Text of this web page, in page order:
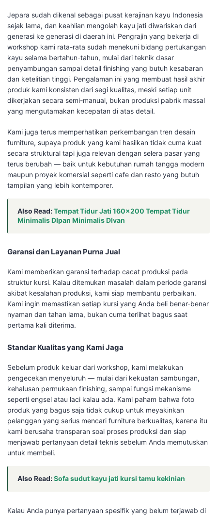
Jepara sudah dikenal sebagai pusat kerajinan kayu Indonesia
sejak lama, dan keahlian mengolah kayu jati diwariskan dari
generasi ke generasi di daerah ini. Pengrajin yang bekerja di
workshop kami rata-rata sudah menekuni bidang pertukangan
kayu selama bertahun-tahun, mulai dari teknik dasar
penyambungan sampai detail finishing yang butuh kesabaran
dan ketelitian tinggi. Pengalaman ini yang membuat hasil akhir
produk kami konsisten dari segi kualitas, meski setiap unit
dikerjakan secara semi-manual, bukan produksi pabrik massal
yang mengutamakan kecepatan di atas detail.
Kami juga terus memperhatikan perkembangan tren desain
furniture, supaya produk yang kami hasilkan tidak cuma kuat
secara struktural tapi juga relevan dengan selera pasar yang
terus berubah — baik untuk kebutuhan rumah tangga modern
maupun proyek komersial seperti cafe dan resto yang butuh
tampilan yang lebih kontemporer.
Also Read:Tempat Tidur Jati 160×200 Tempat Tidur
Minimalis DIpan Minimalis DIvan
Garansi dan Layanan Purna Jual
Kami memberikan garansi terhadap cacat produksi pada
struktur kursi. Kalau ditemukan masalah dalam periode garansi
akibat kesalahan produksi, kami siap membantu perbaikan.
Kami ingin memastikan setiap kursi yang Anda beli benar-benar
nyaman dan tahan lama, bukan cuma terlihat bagus saat
pertama kali diterima.
Standar Kualitas yang Kami Jaga
Sebelum produk keluar dari workshop, kami melakukan
pengecekan menyeluruh — mulai dari kekuatan sambungan,
kehalusan permukaan finishing, sampai fungsi mekanisme
seperti engsel atau laci kalau ada. Kami paham bahwa foto
produk yang bagus saja tidak cukup untuk meyakinkan
pelanggan yang serius mencari furniture berkualitas, karena itu
kami berusaha transparan soal proses produksi dan siap
menjawab pertanyaan detail teknis sebelum Anda memutuskan
untuk membeli.
Also Read:Sofa sudut kayu jati kursi tamu kekinian
Kalau Anda punya pertanyaan spesifik yang belum terjawab di